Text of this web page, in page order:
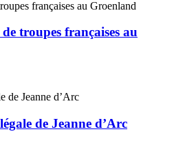
troupes françaises au
de Jeanne d’Arc